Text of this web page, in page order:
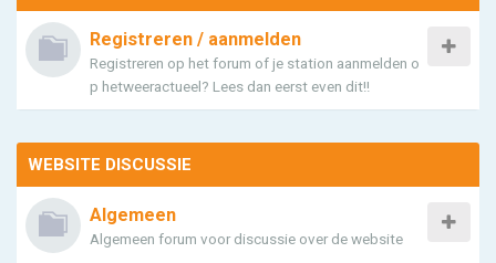
Registreren / aanmelden
Registreren op het forum of je station aanmelden o
p hetweeractueel? Lees dan eerst even dit!!
WEBSITE DISCUSSIE
Algemeen
Algemeen forum voor discussie over de website